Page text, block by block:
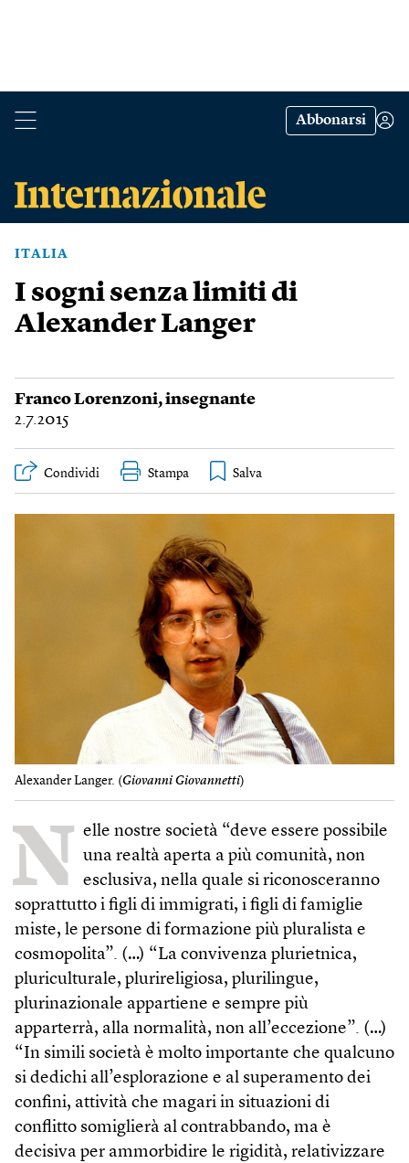
Abbonarsi
ITALIA
I sogni senza limiti di
Alexander Langer
Franco Lorenzoni, insegnante
2.7.2015
Condividi Stampa
Alexander Langer. (Giovanni Giovannetti)
N elle nostre società “deve essere possibile
una realtà aperta a più comunità, non
esclusiva, nella quale si riconosceranno
soprattutto i figli di immigrati, i figli di famiglie
miste, le persone di formazione più pluralista e
cosmopolita”. (…) “La convivenza plurietnica,
pluriculturale, plurireligiosa, plurilingue,
plurinazionale appartiene e sempre più
apparterrà, alla normalità, non all’eccezione”. (…)
“In simili società è molto importante che qualcuno
si dedichi all’esplorazione e al superamento dei
confini, attività che magari in situazioni di
conflitto somiglierà al contrabbando, ma è
decisiva per ammorbidire le rigidità, relativizzare